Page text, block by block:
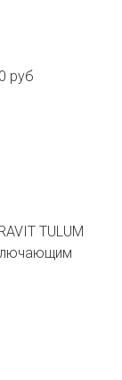
руб
TULUM